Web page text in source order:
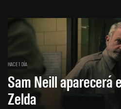
HACE 1 DÍA
Sam Neill aparecerá
Zelda